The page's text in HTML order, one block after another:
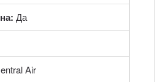
Да
Air